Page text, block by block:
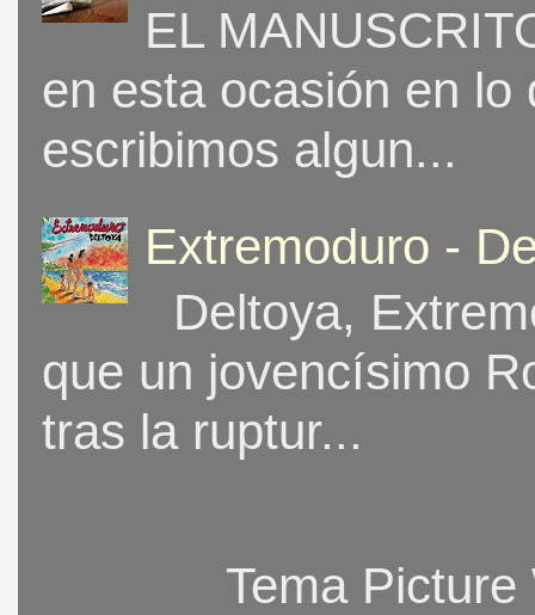
EL
en esta ocasión en
escribimos algun...
Extremoduro -
Deltoya,
que un jovencísimo
tras la ruptur...
Tema